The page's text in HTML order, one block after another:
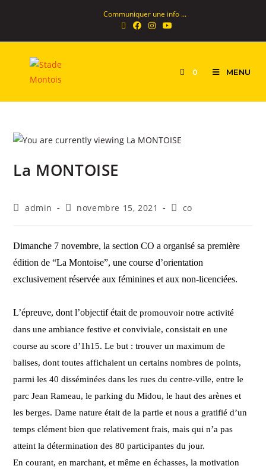
Communiquer une info ...
0 MENU
La MONTOISE
admin novembre 15, 2021 co
Dimanche 7 novembre, la section CO a organisé sa première
édition de “La Montoise”, une course d’orientation
exclusivement réservée aux féminines et aux non-licenciées.
L’épreuve, dont l’objectif était de promouvoir notre activité
dans une ambiance festive et conviviale, consistait en une
course au score d’1h15. Le but : trouver un maximum de
balises, dont toutes affichaient un certains nombres de points,
parmi les 40 disséminées dans les rues du centre-ville, entre le
parc Jean Rameau, le parking du Midou, le haut des arènes et
les berges. Dame nature était de la partie et nous a gratifié d’un
temps clément bien que relativement frais, mais qui n’a pas
atteint la détermination des 80 participantes du jour.
En courant, en marchant, et même en échasses, la motivation